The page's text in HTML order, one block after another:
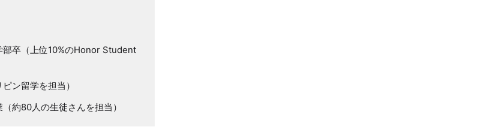
部卒（上位10%のHonor Student
ン留学を担当）
約80人の生徒さんを担当）